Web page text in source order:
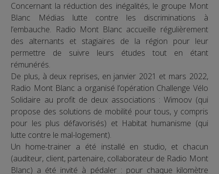
Concernant la réduction des inégalités, le groupe Mont
Blanc Médias lutte contre les discriminations à
l’embauche. Radio Mont Blanc accueille régulièrement
des alternants et stagiaires de la région pour leur
permettre de suivre leurs études tout en étant
rémunérés.
De plus, à deux reprises, en janvier 2021 et mars 2022,
Radio Mont Blanc a organisé l’opération Challenge Vélo
Solidaire au profit de deux associations : Wimoov (qui
propose des solutions de mobilité pour tous, y compris
pour les plus défavorisés) et Habitat humanisme (qui
lutte contre le mal-logement).
Un home-trainer a été installé en studio, et chacun
(auditeur, client, partenaire, collaborateur de Radio Mont
Blanc) a été invité à pédaler : pour chaque kilomètre